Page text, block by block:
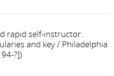
rapid self-instructor:
and key/ Philadelphia
?])